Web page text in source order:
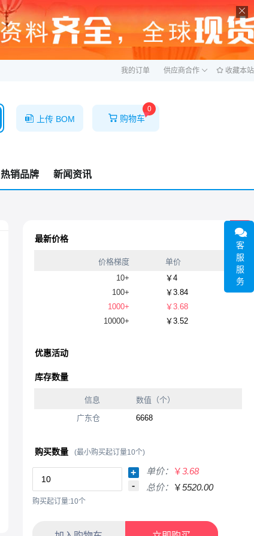
ဆ
我的订单 供应商合作 收藏本站
上传 BOM
0
购物车
热销品牌 新闻资讯
1F
最新价格
价格梯度
单价
10+
￥4
100+
￥3.84
1000+
￥3.68
10000+
￥3.52
优惠活动
库存数量
信息
数值（个）
广东仓
6668
购买数量 (最小购买起订量10个)
+
-
单价： ￥3.68
总价：
￥5520.00
购买起订量:10个
客
服
服
务